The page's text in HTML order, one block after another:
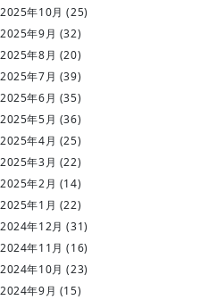
2025年10月 (25)
2025年9月 (32)
2025年8月 (20)
2025年7月 (39)
2025年6月 (35)
2025年5月 (36)
2025年4月 (25)
2025年3月 (22)
2025年2月 (14)
2025年1月 (22)
2024年12月 (31)
2024年11月 (16)
2024年10月 (23)
2024年9月 (15)